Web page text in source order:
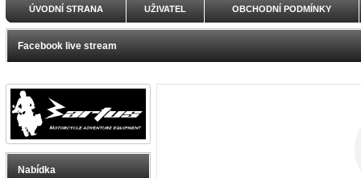
ÚVODNÍ STRANA UŽIVATEL OBCHODNÍ PODMÍNKY
Facebook live stream
Nabídka